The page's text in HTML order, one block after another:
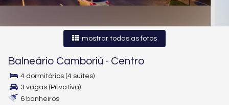
mostrar todas as fotos
Balneário Camboriú - Centro
4 dormitórios (4 suítes)
3 vagas (Privativa)
6 banheiros